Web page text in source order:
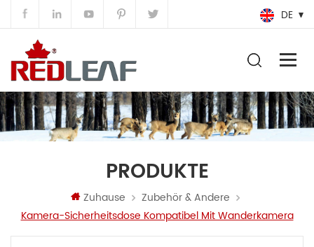
DE
PRODUKTE
Zuhause
Zubehör & Andere
Kamera-Sicherheitsdose Kompatibel Mit Wanderkamera